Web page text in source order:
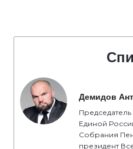
Демидов
Единой
Собрания
президент